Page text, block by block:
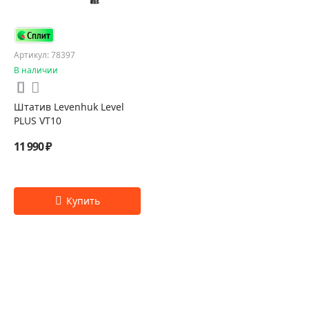
Артикул: 78397
В наличии
Штатив Levenhuk Level
PLUS VT10
11 990 ₽